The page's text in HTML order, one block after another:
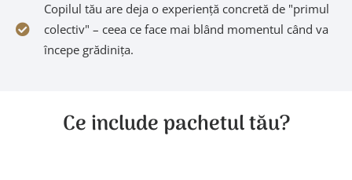
Copilul tău are deja o experiență concretă de "primul
colectiv" – ceea ce face mai blând momentul când va
începe grădinița.
Ce include pachetul tău?